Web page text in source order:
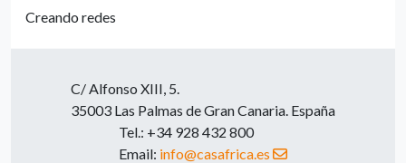
Creando redes
C/ Alfonso XIII, 5.
35003 Las Palmas de Gran Canaria. España
Tel.: +34 928 432 800
Email: info@casafrica.es